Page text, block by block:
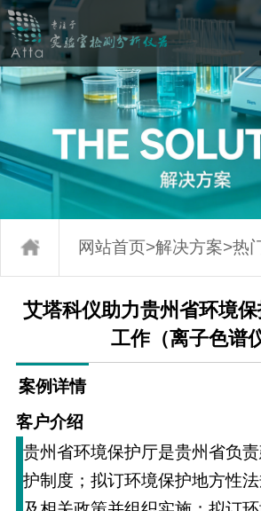
网站首页>解决方案>热
艾塔科仪助力贵州省环境
工作（离子色谱
案例详情
客户介绍
贵州省环境保护厅是贵州省负
护制度；拟订环境保护地方性